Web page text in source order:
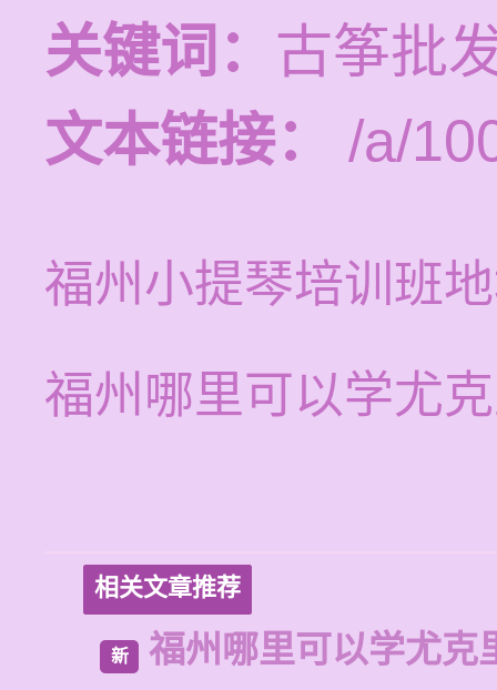
关键词： 古筝批
文本链接：
/a/
福州小提琴培训班
福州哪里可以学尤
相关文章推荐
新 福州哪里可以学尤克